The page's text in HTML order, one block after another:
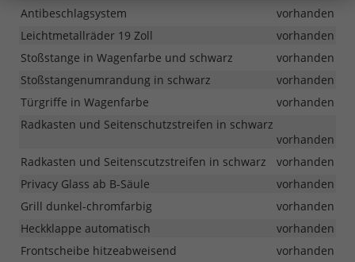
Antibeschlagsystem
vorhanden
Leichtmetallräder 19 Zoll
vorhanden
Stoßstange in Wagenfarbe und schwarz
vorhanden
Stoßstangenumrandung in schwarz
vorhanden
Türgriffe in Wagenfarbe
vorhanden
Radkasten und Seitenschutzstreifen in schwarz
vorhanden
Radkasten und Seitenscutzstreifen in schwarz
vorhanden
Privacy Glass ab B-Säule
vorhanden
Grill dunkel-chromfarbig
vorhanden
Heckklappe automatisch
vorhanden
Frontscheibe hitzeabweisend
vorhanden